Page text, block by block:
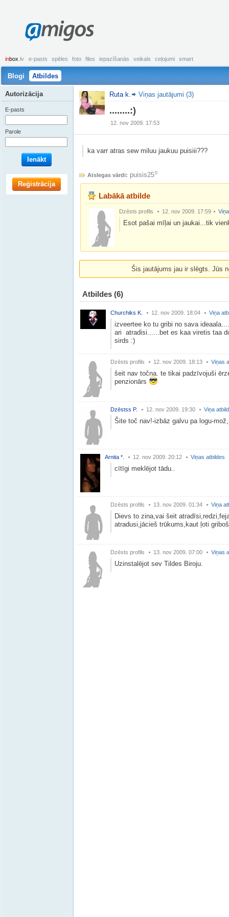
amigos
inbox .lv e-pasts spēles foto files iepazīšanās veikals ceļojumi smart
Blogi Atbildes
Ruta k. Viņas jautājumi (3)
........:)
12. nov 2009. 17:53
ka varr atras sew miluu jaukuu puisiii???
Atslegas vārdi: puisis250
Labākā atbilde
Dzēsts profils 12. nov 2009. 17:59
Esot pašai mīļai un jaukai...tik
Šis jautājums jau ir slēgts. Jūs
Atbildes (6)
Churchiks K. 12. nov 2009. 18:04 Viņa
izveertee ko tu gribi no sava
ari atradisi......bet es kaa viretis taa
sirds :)
Dzēsts profils 12. nov 2009. 18:13 Viņas
šeit nav točna. te tikai padzīvojuši
penzionārs
Dzēstss P. 12. nov 2009. 19:30 Viņa
Šite toč nav!-izbāz galvu pa logu-
Arnita *. 12. nov 2009. 20:12 Viņas atbildes
cītīgi meklējot tādu..
Dzēsts profils 13. nov 2009. 01:34 Viņa
Dievs to zina,vai šeit
atradusi,jācieš trūkums,kaut ļoti
Dzēsts profils 13. nov 2009. 07:00 Viņas
Uzinstalējot sev Tildes Biroju.
Autorizācija
E-pasts
Parole
Ienākt
Reģistrācija